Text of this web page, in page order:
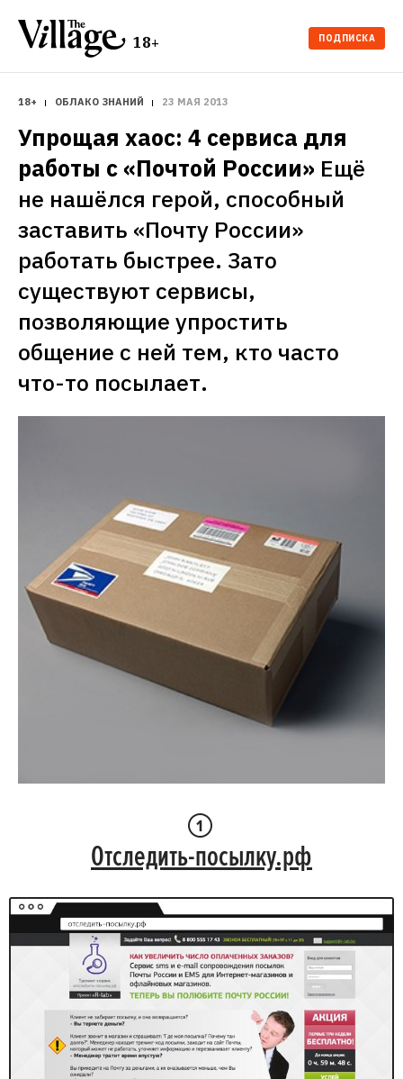
18+ ПОДПИСКА
18+ ОБЛАКО ЗНАНИЙ 23 МАЯ 2013
Упрощая хаос: 4 сервиса для
работы с «Почтой России» Ещё
не нашёлся герой, способный
заставить «Почту России»
работать быстрее. Зато
существуют сервисы,
позволяющие упростить
общение с ней тем, кто часто
что-то посылает.
Отследить-посылку.рф